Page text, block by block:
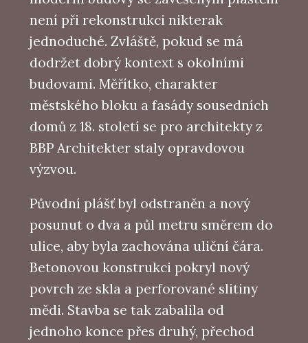
není při rekonstrukci nikterak
jednoduché. Zvláště, pokud se má
dodržet dobrý kontext s okolními
budovami. Měřítko, charakter
městského bloku a fasády sousedních
domů z 18. století se pro architekty z
BBP Architekter staly opravdovou
výzvou.
Původní plášť byl odstraněn a nový
posunut o dva a půl metru směrem do
ulice, aby byla zachována uliční čára.
Betonovou konstrukci pokryl nový
povrch ze skla a perforované slitiny
mědi. Stavba se tak zabalila od
jednoho konce přes druhý, přechod